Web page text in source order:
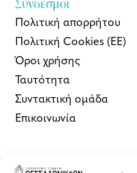
Πολιτική απορρήτου
Πολιτική Cookies (ΕΕ)
Όροι χρήσης
Ταυτότητα
Συντακτική ομάδα
Επικοινωνία